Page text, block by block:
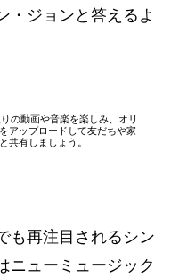
・ジョンと答えるよ
の動画や音楽を楽しみ、オリ
アップロードして友だちや家
共有しましょう。
も再注目されるシン
ニューミュージック